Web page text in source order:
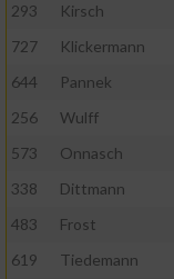
293
Kirsch
727
Klickermann
644
Pannek
256
Wulff
573
Onnasch
338
Dittmann
483
Frost
619
Tiedemann
Analyse von
oder
Verwendung
von Inhalten
IAB-Besonderheiten:
Verwendung